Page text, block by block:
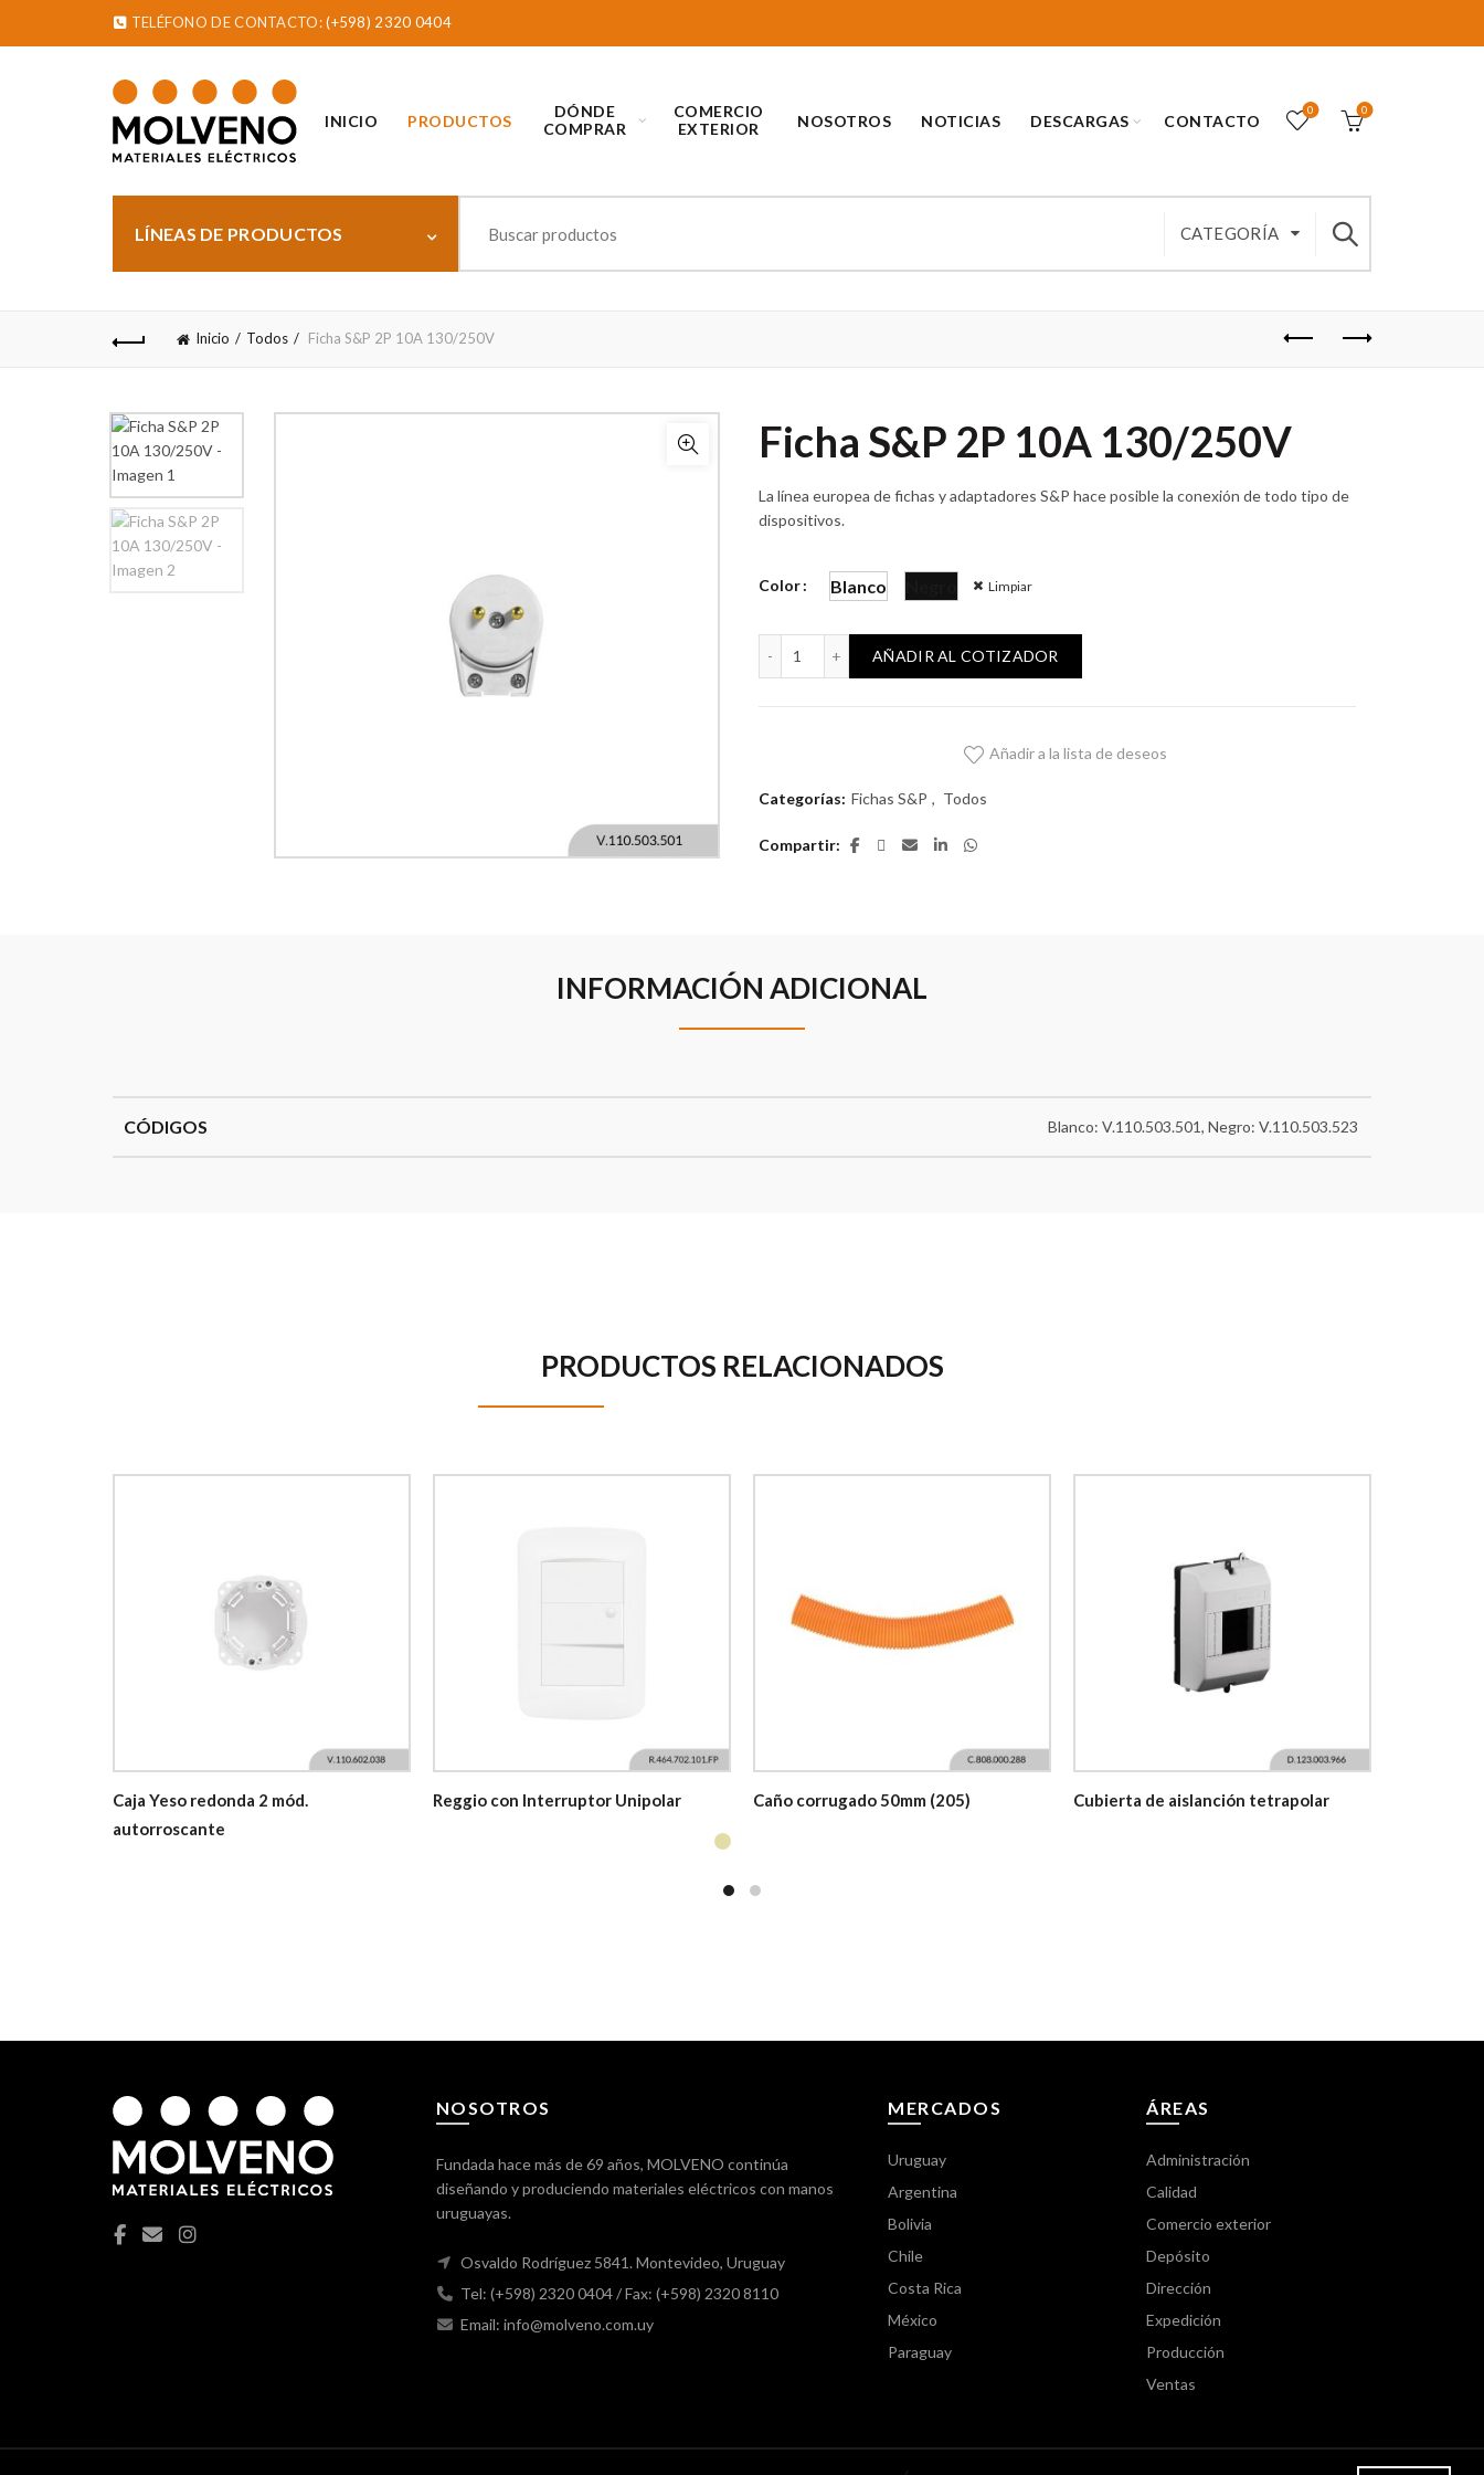
TELÉFONO DE CONTACTO:(+598) 2320 0404
INICIO PRODUCTOS
DÓNDE
COMPRAR
COMERCIO
EXTERIOR
NOSOTROS NOTICIAS DESCARGAS CONTACTO
0 0
LÍNEAS DE PRODUCTOS CATEGORÍA
Inicio Todos Ficha S&P 2P 10A 130/250V
Ficha S&P 2P 10A 130/250V
La línea europea de fichas y adaptadores S&P hace posible la conexión de todo tipo de
dispositivos.
Color Blanco Limpiar
Ficha S&P 2P 10A 130/250V cantidad
AÑADIR AL COTIZADOR
Añadir a la lista de deseos
Categorías: Fichas S&P , Todos
Compartir
INFORMACIÓN ADICIONAL
CÓDIGOS Blanco: V.110.503.501, Negro: V.110.503.523
PRODUCTOS RELACIONADOS
Caja Yeso redonda 2 mód.
autorroscante
Reggio con Interruptor Unipolar Caño corrugado 50mm (205) Cubierta de aislanción tetrapolar
NOSOTROS
Fundada hace más de 69 años, MOLVENO continúa
diseñando y produciendo materiales eléctricos con manos
uruguayas.
Osvaldo Rodríguez 5841. Montevideo, Uruguay
Tel: (+598) 2320 0404/ Fax: (+598) 2320 8110
Email: info@molveno.com.uy
MERCADOS
Uruguay
Argentina
Bolivia
Chile
Costa Rica
México
Paraguay
ÁREAS
Administración
Calidad
Comercio exterior
Depósito
Dirección
Expedición
Producción
Ventas